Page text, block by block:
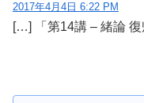
2017年4月4日 6:22 PM
[…] 「第14講 – 緒論